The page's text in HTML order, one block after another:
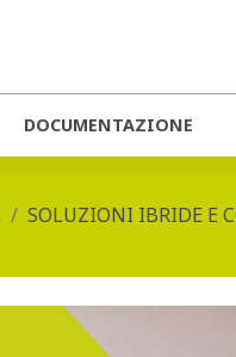
DOCUMENTAZIONE
SOLUZIONI IBRIDE E